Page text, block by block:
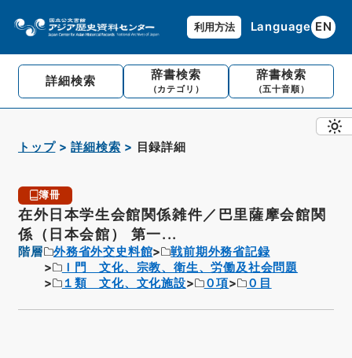
利用方法 Language EN
詳細検索 辞書検索
（カテゴリ）
辞書検索
（五十音順）
トップ 詳細検索 目録詳細
簿冊
在外日本学生会館関係雑件／巴里薩摩会館関
係（日本会館） 第一...
階層 外務省外交史料館
戦前期外務省記録
Ｉ門 文化、宗教、衛生、労働及社会問題
１類 文化、文化施設
０項 ０目